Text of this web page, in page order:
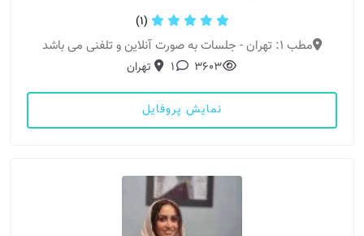
(1)
مطب 1: تهران - جلسات به صورت آنلاین و تلفنی می باشد
3603
1 تهران
نمایش پروفایل